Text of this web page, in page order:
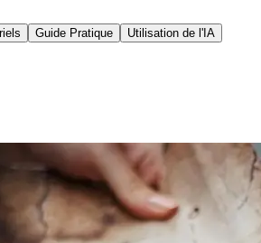
Guide Pratique
Utilisation de l'IA